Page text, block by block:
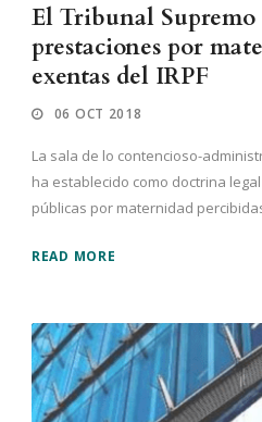
El Tribunal Supremo
prestaciones por
exentas del IRPF
06 OCT 2018
La sala de lo contencioso-
ha establecido como doctrina
públicas por maternidad
READ MORE